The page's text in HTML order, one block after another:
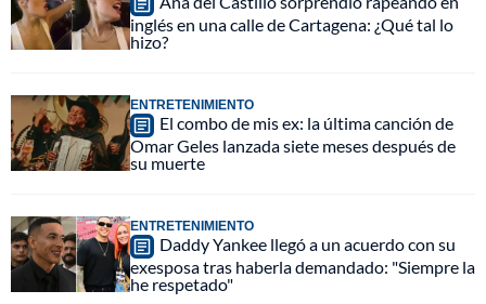
inglés en una calle de Cartagena: ¿Qué tal lo
hizo?
ENTRETENIMIENTO
El combo de mis ex: la última canción de
Omar Geles lanzada siete meses después de
su muerte
ENTRETENIMIENTO
Daddy Yankee llegó a un acuerdo con su
exesposa tras haberla demandado: "Siempre la
he respetado"